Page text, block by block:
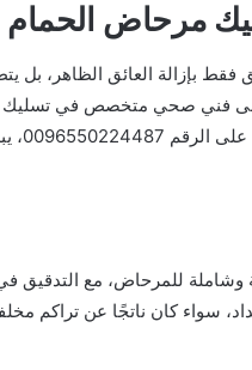
مرحاض الحمام
فقط بإزالة العائق الظاهر،
على فني صحي متخصص في
والأدوات
وشاملة للمرحاض، مع التدقيق
سواء كان ناتجًا عن تراكم